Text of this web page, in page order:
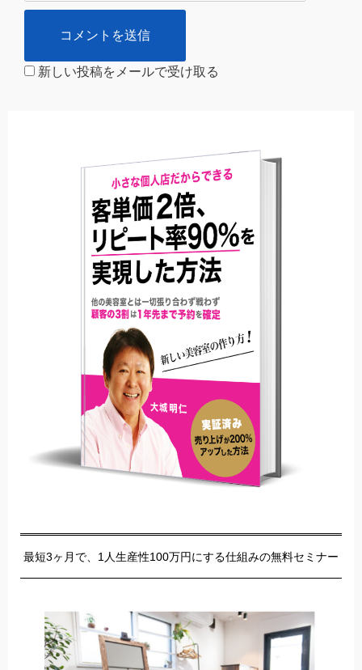
新しい投稿をメールで受け取る
最短3ヶ月で、1人生産性100万円にする仕組みの無料セミナー